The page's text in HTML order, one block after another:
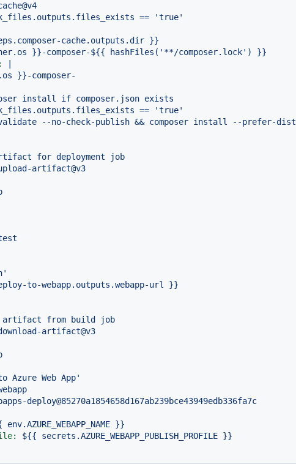
==
'true'
cache.outputs.dir }}
}}-composer-${{ hashFiles('**/composer.lock')
}}
install if composer.json exists
==
'true'
--no-check-publish && composer install --prefer-dist
for deployment
job
artifact@v3
to-webapp.outputs.webapp-url }}
artifact from build
job
artifact@v3
Azure Web App'
deploy@85270a1854658d167ab239bce43949edb336fa7c
env.AZURE_WEBAPP_NAME }}
${{ secrets.AZURE_WEBAPP_PUBLISH_PROFILE }}